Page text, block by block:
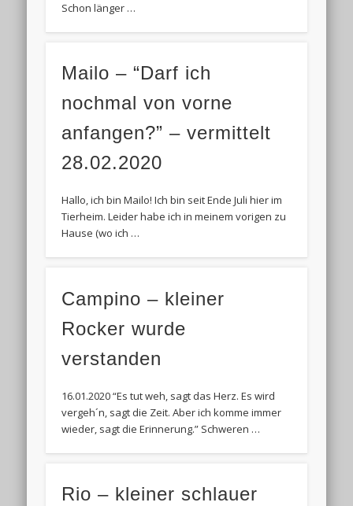
Schon länger …
Mailo – “Darf ich
nochmal von vorne
anfangen?” – vermittelt
28.02.2020
Hallo, ich bin Mailo! Ich bin seit Ende Juli hier im
Tierheim. Leider habe ich in meinem vorigen zu
Hause (wo ich …
Campino – kleiner
Rocker wurde
verstanden
16.01.2020 “Es tut weh, sagt das Herz. Es wird
vergeh´n, sagt die Zeit. Aber ich komme immer
wieder, sagt die Erinnerung.” Schweren …
Rio – kleiner schlauer